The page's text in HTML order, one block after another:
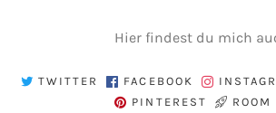
Hier findest du mich
TWITTER FACEBOOK
PINTEREST
ROOM